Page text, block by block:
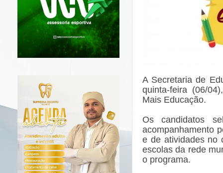
A Secretaria de
quinta-feira (06/
Mais Educação.
Os candidatos
acompanhamento
e de atividades no
escolas da rede
o programa.